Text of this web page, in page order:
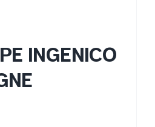
INGENICO